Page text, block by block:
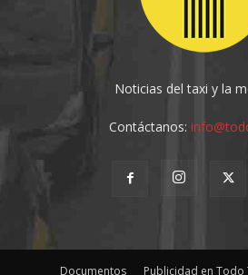
Noticias del taxi y la
Contáctanos:
Documentos Publicidad en Todo